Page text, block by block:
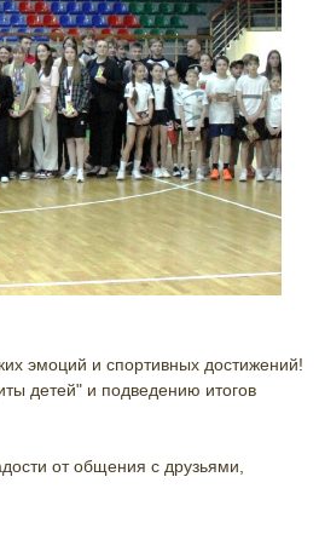
эмоций и спортивных достижений!
детей" и подведению итогов
от общения с друзьями,